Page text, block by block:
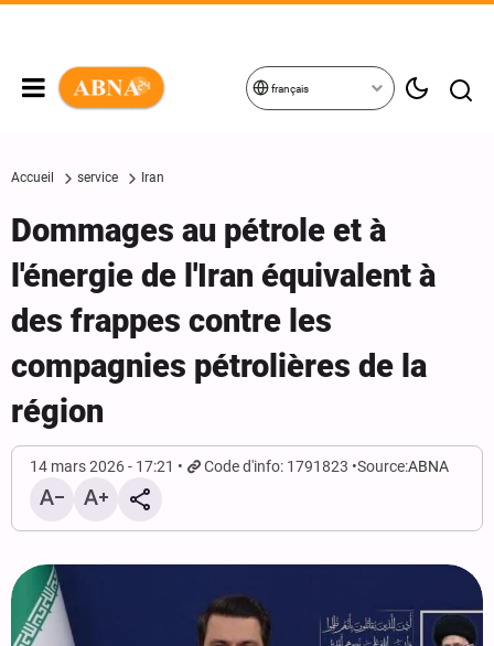
français
Accueil service Iran
Dommages au pétrole et à
l'énergie de l'Iran équivalent à
des frappes contre les
compagnies pétrolières de la
région
14 mars 2026 - 17:21 Code d'info: 1791823 Source:ABNA